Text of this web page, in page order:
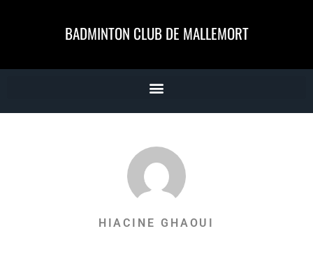
BADMINTON CLUB DE MALLEMORT
HIACINE GHAOUI